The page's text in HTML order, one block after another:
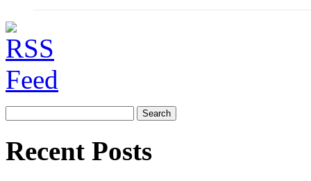
for:
Recent Posts